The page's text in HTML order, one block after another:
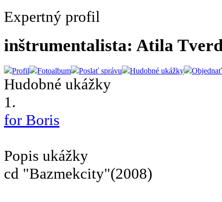
Expertný profil
inštrumentalista: Atila
Profil Fotoalbum Poslať správu Hudobné ukážky Objednať
Hudobné ukážky
1.
for Boris
Popis ukážky
cd "Bazmekcity"(2008)